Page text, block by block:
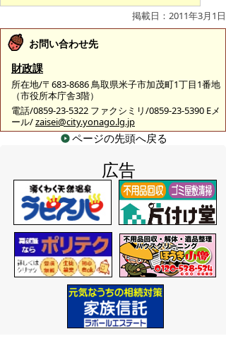
掲載日：2011年3月1日
お問い合わせ先
財政課
所在地/〒683-8686 鳥取県米子市加茂町1丁目1番地
（市役所本庁舎3階）
電話/0859-23-5322 ファクシミリ/0859-23-5390 Eメ
ール/zaisei@city.yonago.lg.jp
ページの先頭へ戻る
広告